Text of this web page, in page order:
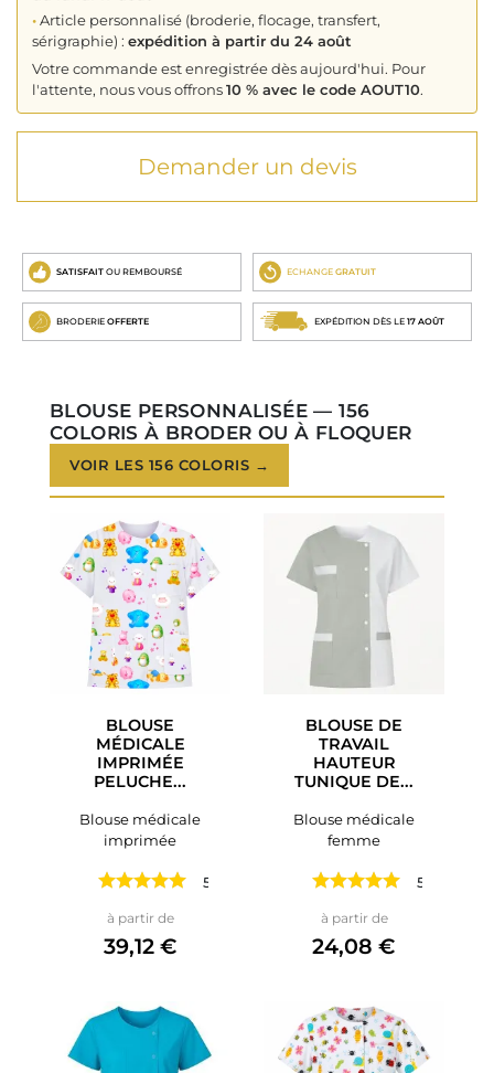
•Article personnalisé (broderie, flocage, transfert,
sérigraphie) : expédition à partir du 24 août
Votre commande est enregistrée dès aujourd'hui. Pour
l'attente, nous vous offrons10 % avec le code AOUT10.
Demander un devis
SATISFAIT OU REMBOURSÉ ECHANGE GRATUIT
BRODERIE OFFERTE EXPÉDITION DÈS LE 17 AOÛT
BLOUSE PERSONNALISÉE — 156
COLORIS À BRODER OU À FLOQUER
VOIR LES 156 COLORIS →
BLOUSE
MÉDICALE
IMPRIMÉE
PELUCHE...
Blouse médicale
imprimée
5 avis
à partir dePrix
39,12 €
BLOUSE DE
TRAVAIL
HAUTEUR
TUNIQUE DE...
Blouse médicale
femme
5 avis
à partir dePrix
24,08 €